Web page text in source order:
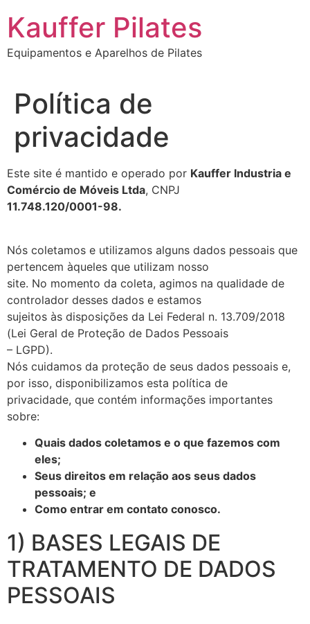
para
conteúdo
Kauffer Pilates
Equipamentos e Aparelhos de Pilates
Política de
privacidade
Este site é mantido e operado por Kauffer Industria e
Comércio de Móveis Ltda, CNPJ
11.748.120/0001-98.
Nós coletamos e utilizamos alguns dados pessoais que
pertencem àqueles que utilizam nosso
site. No momento da coleta, agimos na qualidade de
controlador desses dados e estamos
sujeitos às disposições da Lei Federal n. 13.709/2018
(Lei Geral de Proteção de Dados Pessoais
– LGPD).
Nós cuidamos da proteção de seus dados pessoais e,
por isso, disponibilizamos esta política de
privacidade, que contém informações importantes
sobre:
Quais dados coletamos e o que fazemos com
eles;
Seus direitos em relação aos seus dados
pessoais; e
Como entrar em contato conosco.
1) BASES LEGAIS DE
TRATAMENTO DE DADOS
PESSOAIS